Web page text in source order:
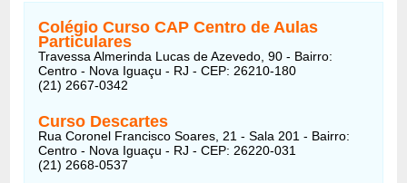
Colégio Curso CAP Centro de Aulas
Particulares
Travessa Almerinda Lucas de Azevedo, 90 - Bairro:
Centro - Nova Iguaçu - RJ - CEP: 26210-180
(21) 2667-0342
Curso Descartes
Rua Coronel Francisco Soares, 21 - Sala 201 - Bairro:
Centro - Nova Iguaçu - RJ - CEP: 26220-031
(21) 2668-0537